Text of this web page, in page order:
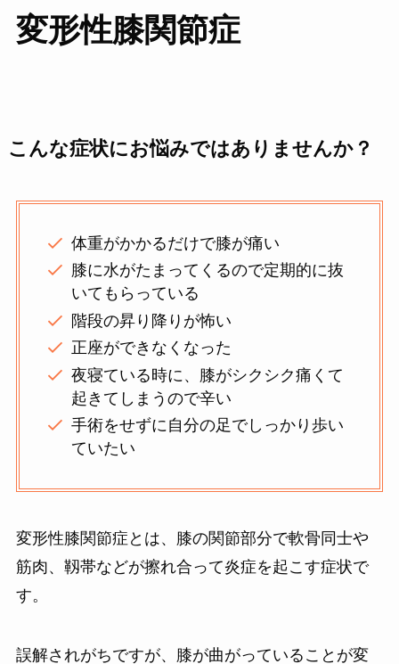
変形性膝関節症
こんな症状にお悩みではありませんか？
体重がかかるだけで膝が痛い
膝に水がたまってくるので定期的に抜
いてもらっている
階段の昇り降りが怖い
正座ができなくなった
夜寝ている時に、膝がシクシク痛くて
起きてしまうので辛い
手術をせずに自分の足でしっかり歩い
ていたい
変形性膝関節症とは、膝の関節部分で軟骨同士や
筋肉、靱帯などが擦れ合って炎症を起こす症状で
す。
誤解されがちですが、膝が曲がっていることが変